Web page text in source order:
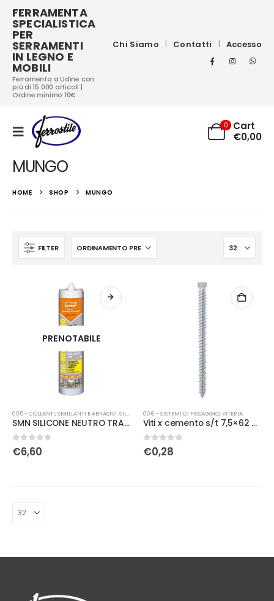
FERRAMENTA
SPECIALISTICA
PER
SERRAMENTI
IN LEGNO E
MOBILI
Ferramenta a Udine con
più di 15.000 articoli |
Ordine minimo 10€
Chi Siamo Contatti Accesso
0
Cart
€0,00
MUNGO
HOME SHOP MUNGO
FILTER
PRENOTABILE
005 - COLLANTI, SIGILLANTI E ABRASIVI,SILICONI
SMN SILICONE NEUTRO TRASPARENTE ANTIMUFFA 310ML
0Su 5
€6,60
006 - SISTEMI DI FISSAGGIO,VITERIA
Viti x cemento s/t 7,5×62 Mungo
0Su 5
€0,28